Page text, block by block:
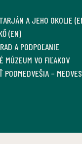
A JEHO OKOLIE
(EN)
A PODPOĽANIE
MÚZEUM VO FIĽAKOV
PODMEDVEŠIA –